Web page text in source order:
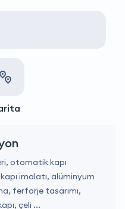
otomatik kapı
imalatı, alüminyum
ferforje tasarımı,
çeli ...